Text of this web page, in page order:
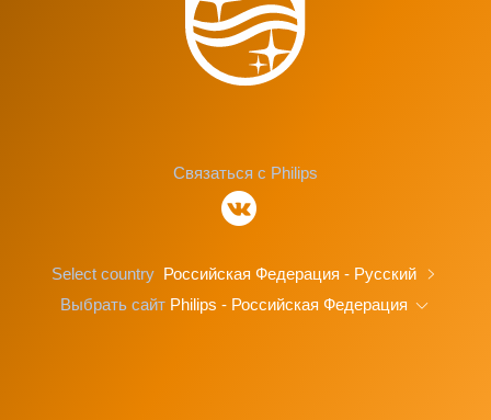
Связаться с Philips
Select country Российская Федерация - Русский
Выбрать сайт Philips - Российская Федерация